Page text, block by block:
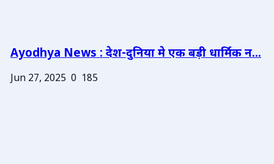
Ayodhya News : देश-दुनिया मे एक बड़ी धार्मिक न...
Jun 27, 2025 0 185